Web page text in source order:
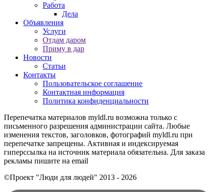
Работа
Дела
Объявления
Услуги
Отдам даром
Приму в дар
Новости
Статьи
Контакты
Пользовательское соглашение
Контактная информация
Политика конфиденциальности
Перепечатка материалов myldl.ru возможна только с
письменного разрешения администрации сайта. Любые
изменения текстов, заголовков, фотографий myldl.ru при
перепечатке запрещены. Активная и индексируемая
гиперссылка на источник материала обязательна. Для заказа
рекламы пишите на еmail
©Проект "Люди для людей" 2013 - 2026